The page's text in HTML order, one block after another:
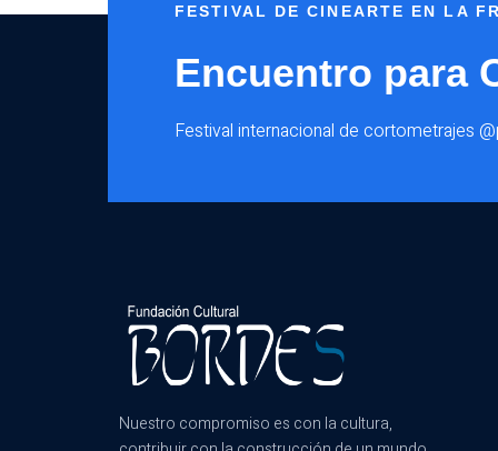
FESTIVAL DE CINEARTE EN LA
Encuentro para
Festival internacional de cortometrajes
Nuestro compromiso es con la cultura,